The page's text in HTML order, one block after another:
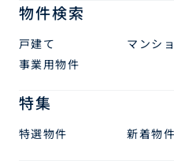
物件検索
戸建て マンシ
事業用物件
特集
特選物件 新着物件